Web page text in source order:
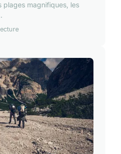
plages magnifiques, les